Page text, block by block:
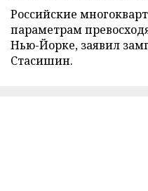
Российские
параметрам
Нью-Йорке, заявил
Стасишин.